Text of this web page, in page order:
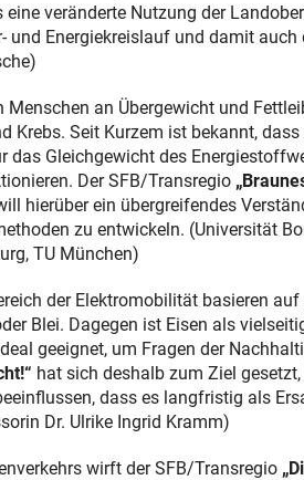
veränderte Nutzung der
und Energiekreislauf und damit auch
an Übergewicht und
Krebs. Seit Kurzem ist bekannt,
das Gleichgewicht des
Der SFB/Transregio
hierüber ein übergreifendes
zu entwickeln. (Universität
TU München)
der Elektromobilität basieren auf
Blei. Dagegen ist Eisen als
geeignet, um Fragen der
hat sich deshalb zum Ziel gesetzt,
dass es langfristig als
Dr. Ulrike Ingrid Kramm)
wirft der SFB/Transregio